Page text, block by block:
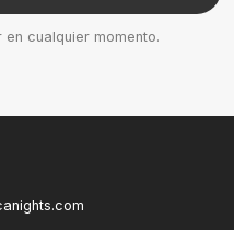
en cualquier momento.